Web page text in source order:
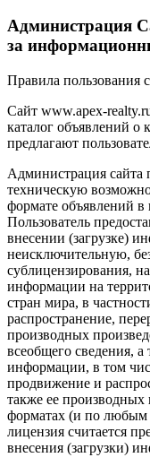
Администрация
за
Правила пользования
Сайт www.apex-
каталог объявлений
предлагают
Администрация сайта
техническую
формате объявлений в
Пользователь
внесении (загрузке)
неисключительную,
сублицензирования,
информации на
стран мира, в
распространение,
производных
всеобщего сведения,
информации, в том
продвижение и
также ее
форматах (и по любым
лицензия считается
внесения (загрузки)